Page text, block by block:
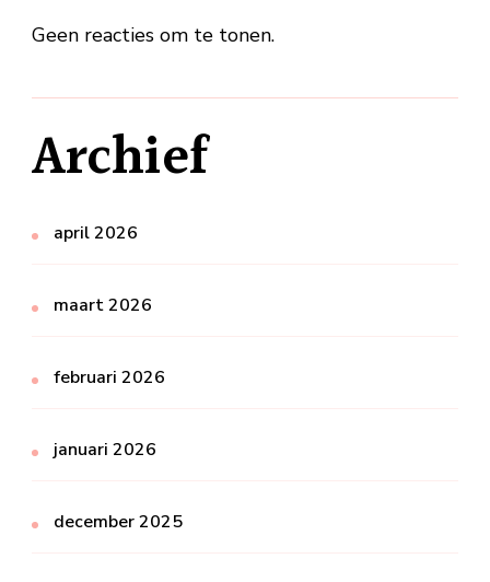
Geen reacties om te tonen.
Archief
april 2026
maart 2026
februari 2026
januari 2026
december 2025